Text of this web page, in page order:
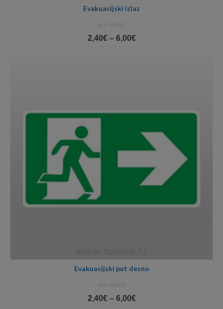
Evakuacijski izlaz
NOT RATED
2,40€ – 6,00€Price
Evakuacijski put desno
NOT RATED
2,40€ – 6,00€Price